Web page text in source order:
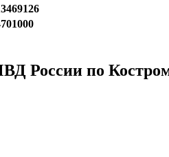
России по